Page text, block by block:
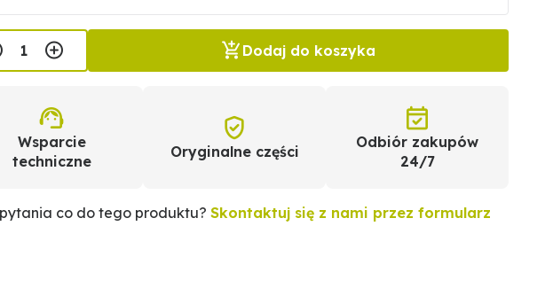
Dodaj do koszyka
Wsparcie
techniczne
Oryginalne części
Odbiór zakupów
24/7
co do tego produktu? Skontaktuj się z nami przez formularz